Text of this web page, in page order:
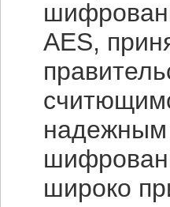
AES,
надежным
широко